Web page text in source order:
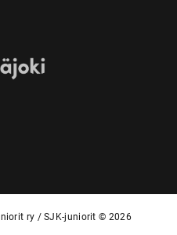
ry / SJK-juniorit © 2026